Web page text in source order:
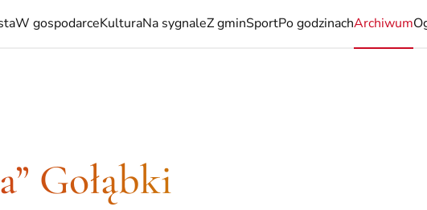
W gospodarceKulturaNa sygnaleZ gminSportPo godzinachArchiwum
Gołąbki